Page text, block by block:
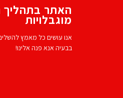
האתר בתהליך
מוגבלויות
אנו עושים כל מאמץ
בבעיה אנא פנה אלינו!